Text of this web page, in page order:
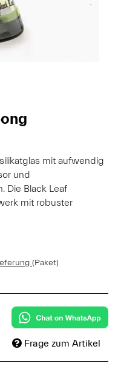
mit aufwendig
und
Die Black Leaf
mit robuster
(Paket)
Frage zum Artikel